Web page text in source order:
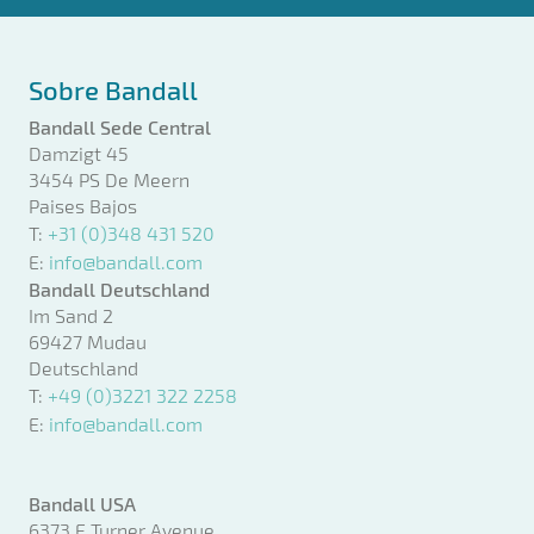
Sobre Bandall
Bandall Sede Central
Damzigt 45
3454 PS De Meern
Paises Bajos
T: +31 (0)348 431 520
E: info@bandall.com
Bandall Deutschland
Im Sand 2
69427 Mudau
Deutschland
T: +49 (0)3221 322 2258
E: info@bandall.com
Bandall USA